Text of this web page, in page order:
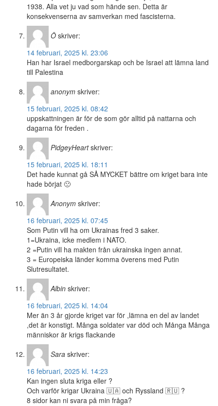
1938. Alla vet ju vad som hände sen. Detta är
konsekvenserna av samverkan med fascisterna.
Ö skriver:
14 februari, 2025 kl. 23:06
Han har Israel medborgarskap och be Israel att lämna land
till Palestina
anonym skriver:
15 februari, 2025 kl. 08:42
uppskattningen är för de som gör alltid på nattarna och
dagarna för freden .
PidgeyHeart skriver:
15 februari, 2025 kl. 18:11
Det hade kunnat gå SÅ MYCKET bättre om kriget bara inte
hade börjat 🙁
Anonym skriver:
16 februari, 2025 kl. 07:45
Som Putin vill ha om Ukrainas fred 3 saker.
1=Ukraina, icke medlem i NATO.
2 =Putin vill ha makten från ukrainska ingen annat.
3 = Europeiska länder komma överens med Putin
Slutresultatet.
Albin skriver:
16 februari, 2025 kl. 14:04
Mer än 3 år gjorde kriget var för ,lämna en del av landet
,det är konstigt. Många soldater var död och Många Många
människor är krigs flackande
Sara skriver:
16 februari, 2025 kl. 14:23
Kan ingen sluta kriga eller ?
Och varför krigar Ukraina 🇺🇦 och Ryssland 🇷🇺 ?
8 sidor kan ni svara på min fråga?